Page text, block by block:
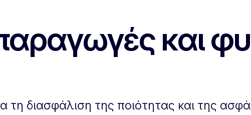
και
τη διασφάλιση της ποιότητας και της